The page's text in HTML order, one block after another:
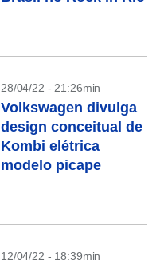
28/04/22 - 21:26min
Volkswagen divulga
design conceitual de
Kombi elétrica
modelo picape
12/04/22 - 18:39min